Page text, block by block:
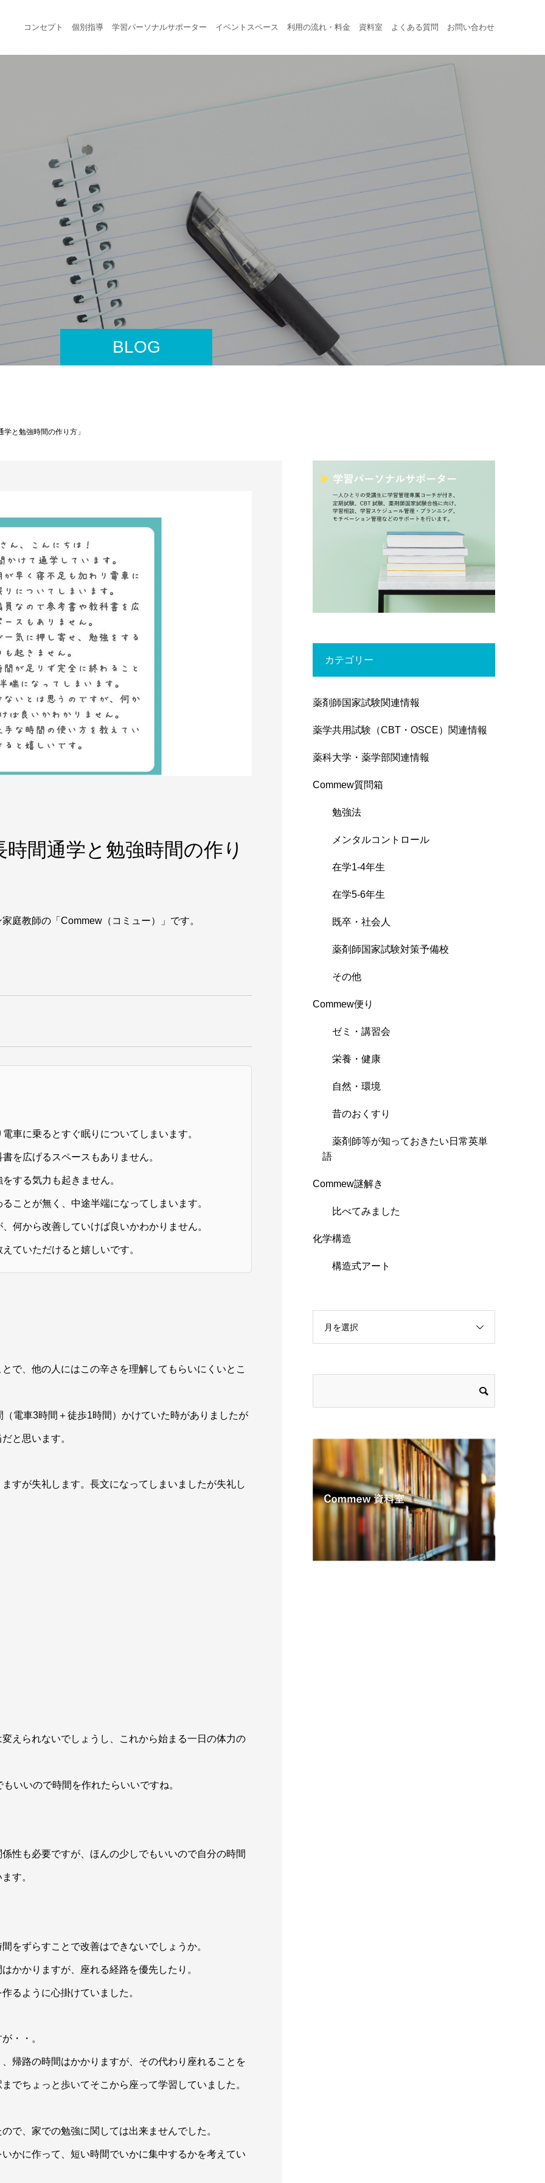
コンセプト 個別指導 学習パーソナルサポーター イベントスペース 利用の流れ・料金 資料室 よくある質問 お問い合わせ
BLOG
と勉強時間の作り方」
間通学と勉強時間の作り
庭教師の「Commew（コミュー）」です。
車に乗るとすぐ眠りについてしまいます。
を広げるスペースもありません。
する気力も起きません。
ことが無く、中途半端になってしまいます。
何から改善していけば良いかわかりません。
ていただけると嬉しいです。
で、他の人にはこの辛さを理解してもらいにくいとこ
電車3時間＋徒歩1時間）かけていた時がありましたが
と思います。
すが失礼します。長文になってしまいましたが失礼し
えられないでしょうし、これから始まる一日の体力の
いいので時間を作れたらいいですね。
性も必要ですが、ほんの少しでもいいので自分の時間
す。
をずらすことで改善はできないでしょうか。
かかりますが、座れる経路を優先したり。
るように心掛けていました。
・・。
帰路の時間はかかりますが、その代わり座れることを
でちょっと歩いてそこから座って学習していました。
で、家での勉強に関しては出来ませんでした。
かに作って、短い時間でいかに集中するかを考えてい
カテゴリー
薬剤師国家試験関連情報
薬学共用試験（CBT・OSCE）関連情報
薬科大学・薬学部関連情報
Commew質問箱
勉強法
メンタルコントロール
在学1-4年生
在学5-6年生
既卒・社会人
薬剤師国家試験対策予備校
その他
Commew便り
ゼミ・講習会
栄養・健康
自然・環境
昔のおくすり
薬剤師等が知っておきたい日常英単
語
Commew謎解き
比べてみました
化学構造
構造式アート
月を選択